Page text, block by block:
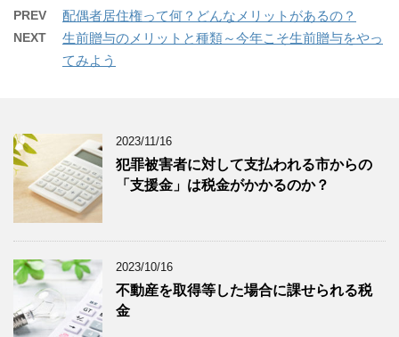
PREV 配偶者居住権って何？どんなメリットがあるの？
NEXT
生前贈与のメリットと種類～今年こそ生前贈与をやっ
てみよう
2023/11/16
犯罪被害者に対して支払われる市からの
「支援金」は税金がかかるのか？
2023/10/16
不動産を取得等した場合に課せられる税
金